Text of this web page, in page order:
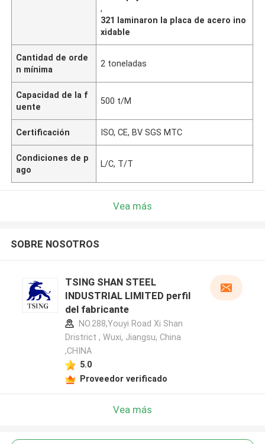
,
321 laminaron la placa de acero ino
xidable
Cantidad de orde
n mínima
2 toneladas
Capacidad de la f
uente
500 t/M
Certificación ISO, CE, BV SGS MTC
Condiciones de p
ago
L/C, T/T
Vea más
SOBRE NOSOTROS
TSING SHAN STEEL
INDUSTRIAL LIMITED perfil
del fabricante
NO.288,Youyi Road Xi Shan
Dristrict , Wuxi, Jiangsu, China
,CHINA
5.0
Proveedor verificado
Vea más